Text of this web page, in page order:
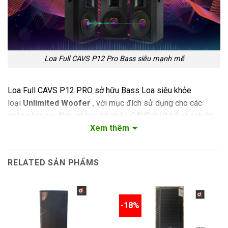
Loa Full CAVS P12 Pro Bass siêu mạnh mẽ
Loa Full CAVS P12 PRO sở hữu Bass Loa siêu khỏe
loại Unlimited Woofer , với mục đích sử dụng cho các
phòng hát gia đình, phòng trà nhỏ… CAVS thiết kế và nghiên
cứu cho sản phẩm những thiết bị phù hợp với từng nhu cầu
lên, chụi được thời gian sử dụng liên tiếp trong các
lực của Bass loa.
Unlimited Woofer
là loại Bass tiêu chuẩn cao của CAVS.
Xem thêm
RELATED SẢN PHẨMS
-18%